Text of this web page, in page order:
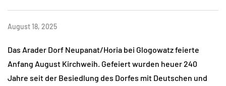
August 18, 2025
Das Arader Dorf Neupanat/Horia bei Glogowatz feierte
Anfang August Kirchweih. Gefeiert wurden heuer 240
Jahre seit der Besiedlung des Dorfes mit Deutschen und